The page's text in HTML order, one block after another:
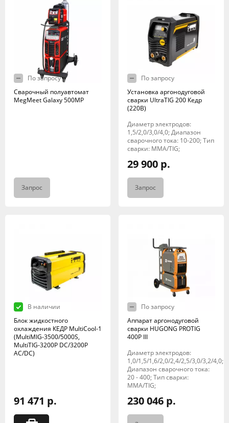
По запросу
Сварочный полуавтомат
MegMeet Galaxy 500MP
Запрос
По запросу
Установка аргонодуговой
сварки UltraTIG 200 Кедр
(220В)
Диаметр электродов:
1,5/2,0/3,0/4,0; Диапазон
сварочного тока: 10-200; Тип
сварки: MMA/TIG;
29 900 р.
Запрос
В наличии
Блок жидкостного
охлаждения КЕДР MultiCool-1
(MultiMIG-3500/5000S,
MultiTIG-3200P DC/3200P
AC/DC)
91 471 р.
По запросу
Аппарат аргонодуговой
сварки HUGONG PROTIG
400P III
Диаметр электродов:
1,0/1,5/1,6/2,0/2,4/2,5/3,0/3,2/4,0;
Диапазон сварочного тока:
20 - 400; Тип сварки:
MMA/TIG;
230 046 р.